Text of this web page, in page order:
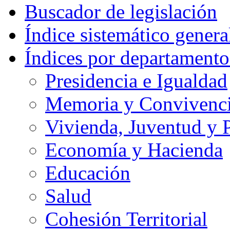
Buscador de legislación
Índice sistemático
Índices por
Presidencia e Igualdad
Memoria y
Vivienda, Juventud y
Economía y Hacienda
Educación
Salud
Cohesión Territorial